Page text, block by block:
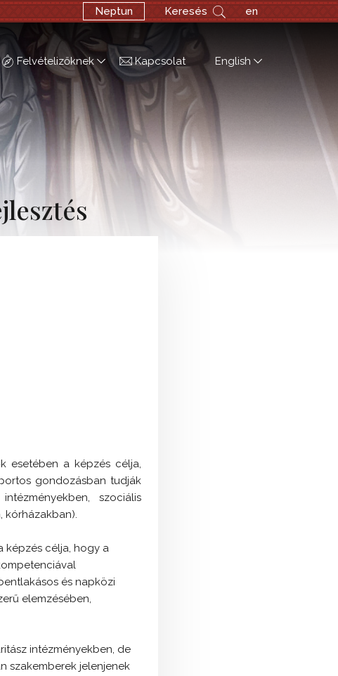
Neptun Keresés en
Felvételizőknek Kapcsolat English
esetében a képzés célja,
gondozásban tudják
szociális
kórházakban).
képzés célja, hogy a
és napközi
elemzésében,
intézményekben, de
szakemberek jelenjenek